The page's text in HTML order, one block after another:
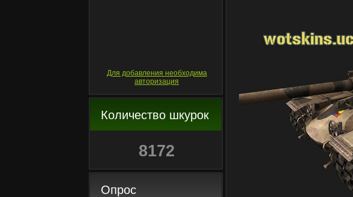
Для добавления необходима
авторизация
Количество шкурок
8172
Опрос